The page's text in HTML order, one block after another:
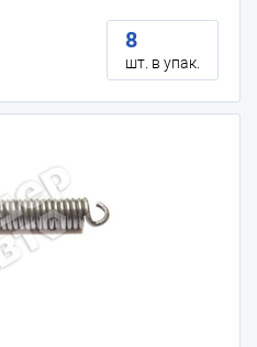
8
шт. в упак.